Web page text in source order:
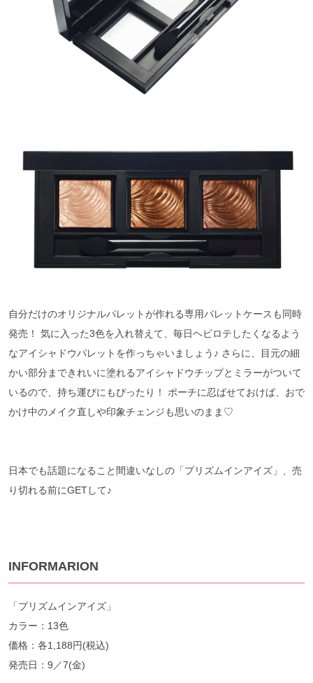
自分だけのオリジナルパレットが作れる専用パレットケースも同時
発売！ 気に入った3色を入れ替えて、毎日ヘビロテしたくなるよう
なアイシャドウパレットを作っちゃいましょう♪ さらに、目元の細
かい部分まできれいに塗れるアイシャドウチップとミラーがついて
いるので、持ち運びにもぴったり！ ポーチに忍ばせておけば、おで
かけ中のメイク直しや印象チェンジも思いのまま♡
日本でも話題になること間違いなしの「プリズムインアイズ」、売
り切れる前にGETして♪
INFORMARION
「プリズムインアイズ」
カラー：13色
価格：各1,188円(税込)
発売日：9／7(金)